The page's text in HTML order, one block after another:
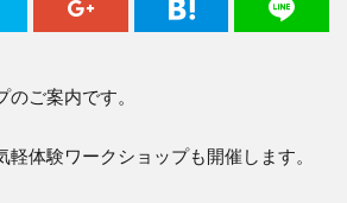
ご案内です。
体験ワークショップも開催します。